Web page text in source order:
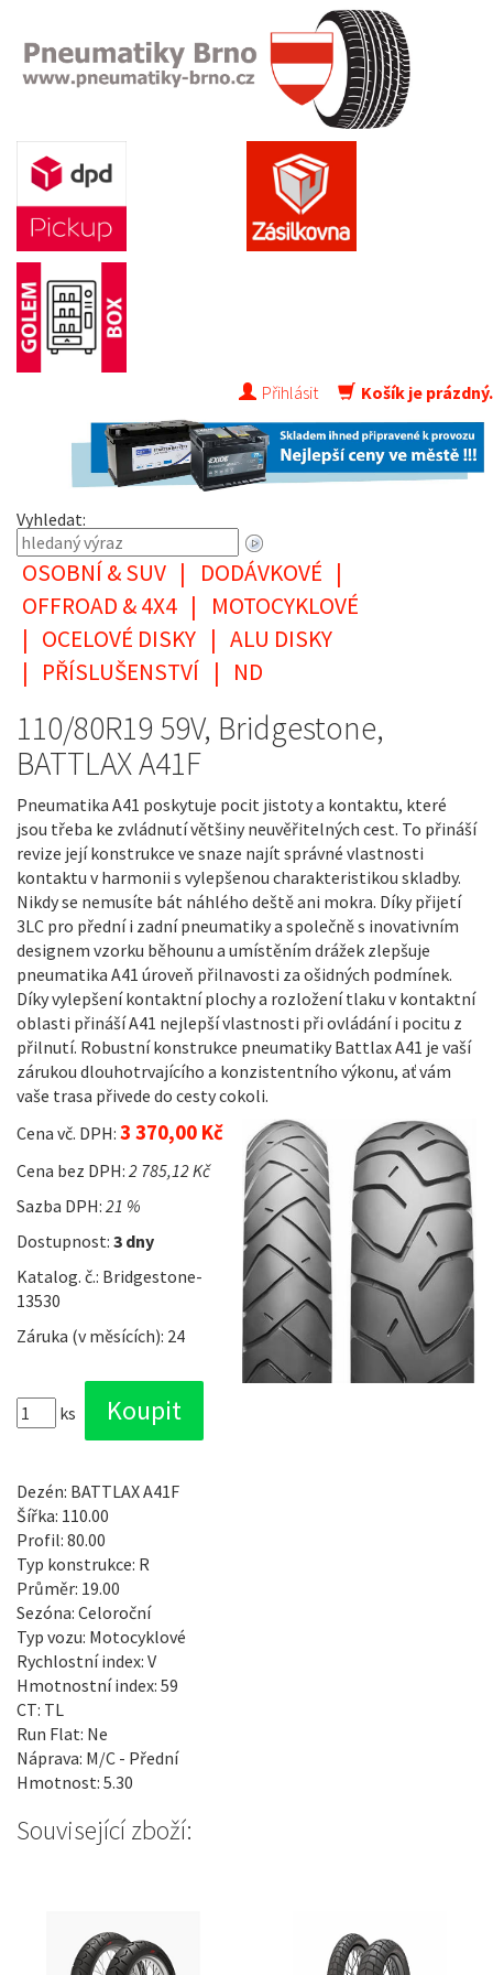
Přihlásit Košík je prázdný.
Vyhledat:
OSOBNÍ & SUV | DODÁVKOVÉ |
OFFROAD & 4X4 |
MOTOCYKLOVÉ
| OCELOVÉ DISKY | ALU DISKY
| PŘÍSLUŠENSTVÍ | ND
110/80R19 59V, Bridgestone,
BATTLAX A41F
Pneumatika A41 poskytuje pocit jistoty a kontaktu, které
jsou třeba ke zvládnutí většiny neuvěřitelných cest. To přináší
revize její konstrukce ve snaze najít správné vlastnosti
kontaktu v harmonii s vylepšenou charakteristikou skladby.
Nikdy se nemusíte bát náhlého deště ani mokra. Díky přijetí
3LC pro přední i zadní pneumatiky a společně s inovativním
designem vzorku běhounu a umístěním drážek zlepšuje
pneumatika A41 úroveň přilnavosti za ošidných podmínek.
Díky vylepšení kontaktní plochy a rozložení tlaku v kontaktní
oblasti přináší A41 nejlepší vlastnosti při ovládání i pocitu z
přilnutí. Robustní konstrukce pneumatiky Battlax A41 je vaší
zárukou dlouhotrvajícího a konzistentního výkonu, ať vám
vaše trasa přivede do cesty cokoli.
Cena vč. DPH: 3 370,00 Kč
Cena bez DPH: 2 785,12 Kč
Sazba DPH: 21 %
Dostupnost: 3 dny
Katalog. č.: Bridgestone-
13530
Záruka (v měsících): 24
ks
Dezén: BATTLAX A41F
Šířka: 110.00
Profil: 80.00
Typ konstrukce: R
Průměr: 19.00
Sezóna: Celoroční
Typ vozu: Motocyklové
Rychlostní index: V
Hmotnostní index: 59
CT: TL
Run Flat: Ne
Náprava: M/C - Přední
Hmotnost: 5.30
Související zboží: